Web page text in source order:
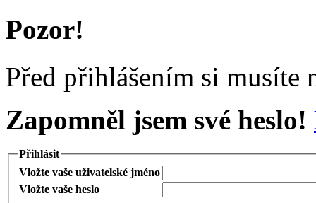
Pozor!
Před přihlášením si musíte
Zapomněl jsem své heslo!
Přihlásit
Vložte vaše uživatelské jméno
Vložte vaše heslo